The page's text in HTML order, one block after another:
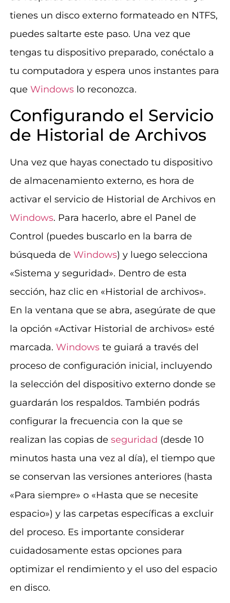
tienes un disco externo formateado en NTFS,
puedes saltarte este paso. Una vez que
tengas tu dispositivo preparado, conéctalo a
tu computadora y espera unos instantes para
que Windowslo reconozca.
Configurando el Servicio
de Historial de Archivos
Una vez que hayas conectado tu dispositivo
de almacenamiento externo, es hora de
activar el servicio de Historial de Archivos en
Windows. Para hacerlo, abre el Panel de
Control (puedes buscarlo en la barra de
búsqueda de Windows) y luego selecciona
«Sistema y seguridad». Dentro de esta
sección, haz clic en «Historial de archivos».
En la ventana que se abra, asegúrate de que
la opción «Activar Historial de archivos» esté
marcada. Windowste guiará a través del
proceso de configuración inicial, incluyendo
la selección del dispositivo externo donde se
guardarán los respaldos. También podrás
configurar la frecuencia con la que se
realizan las copias de seguridad (desde 10
minutos hasta una vez al día), el tiempo que
se conservan las versiones anteriores (hasta
«Para siempre» o «Hasta que se necesite
espacio») y las carpetas específicas a excluir
del proceso. Es importante considerar
cuidadosamente estas opciones para
optimizar el rendimiento y el uso del espacio
en disco.